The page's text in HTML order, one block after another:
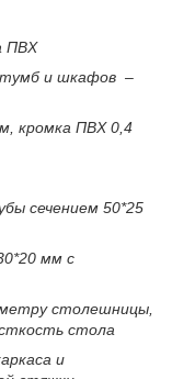
ПВХ
и шкафов –
кромка ПВХ 0,4
сечением 50*25
мм с
столешницы,
стола
и